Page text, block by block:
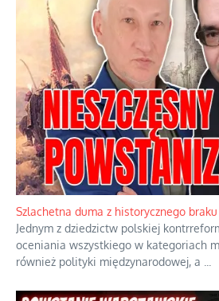
Szlachetna duma z historycznego
Jednym z dziedzictw polskiej
oceniania wszystkiego w kategoriach
również polityki międzynarodowej, a ...